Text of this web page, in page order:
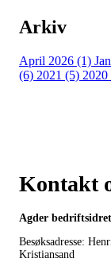
Arkiv
April 2026 (1)
(6) 2021 (5) 2020
Kontakt
Agder
Besøksadresse:
Kristiansand